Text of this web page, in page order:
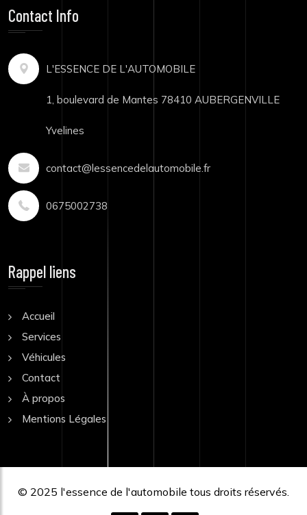
Contact Info
L'ESSENCE DE L'AUTOMOBILE
1, boulevard de Mantes 78410 AUBERGENVILLE
Yvelines
contact@lessencedelautomobile.fr
0675002738
Rappel liens
Accueil
Services
Véhicules
Contact
À propos
Mentions Légales
© 2025 l'essence de l'automobile tous droits réservés.